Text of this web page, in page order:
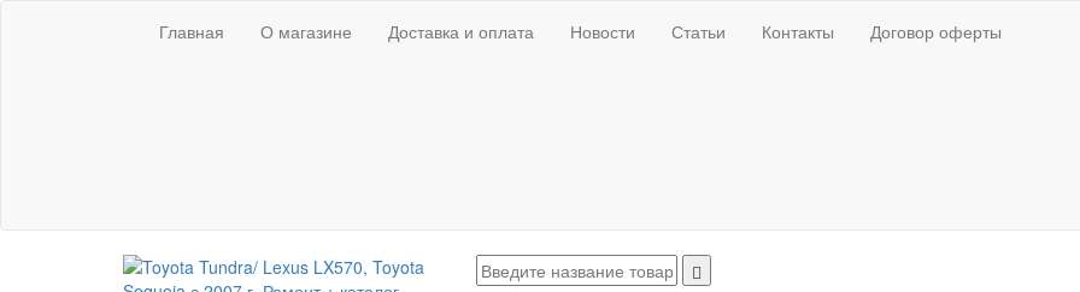
Главная О магазине Доставка и оплата Новости Статьи Контакты Договор оферты